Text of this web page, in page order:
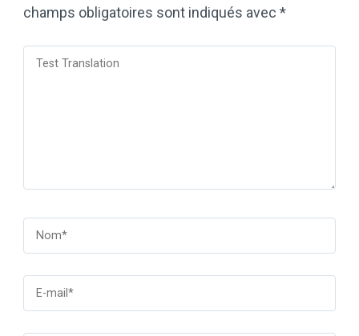
champs obligatoires sont indiqués avec *